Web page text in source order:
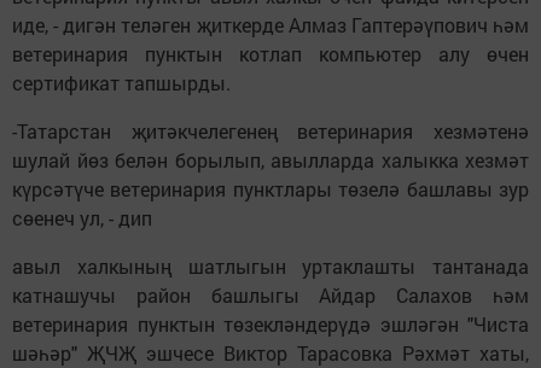
иде, - дигән теләген җиткерде Алмаз Гаптерәүпович һәм
ветеринария пунктын котлап компьютер алу өчен
сертификат тапшырды.
-Татарстан җитәкчелегенең ветеринария хезмәтенә
шулай йөз белән борылып, авылларда халыкка хезмәт
күрсәтүче ветеринария пунктлары төзелә башлавы зур
сөенеч ул, - дип
авыл халкының шатлыгын уртаклашты тантанада
катнашучы район башлыгы Айдар Салахов һәм
ветеринария пунктын төзекләндерүдә эшләгән "Чиста
шәһәр" ҖЧҖ эшчесе Виктор Тарасовка Рәхмәт хаты,